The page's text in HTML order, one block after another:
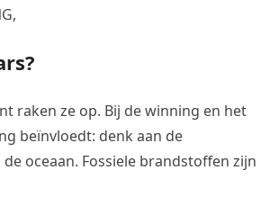
raken ze op. Bij de winning en het
beïnvloedt: denk aan de
oceaan. Fossiele brandstoffen zijn